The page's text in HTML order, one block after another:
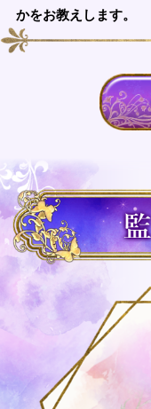
かをお教えします。